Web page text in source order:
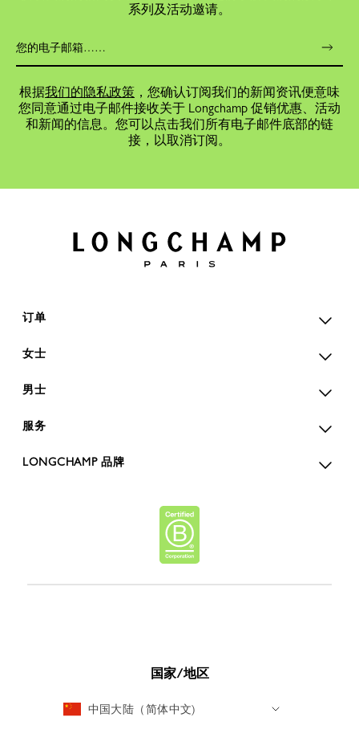
系列及活动邀请。
根据我们的隐私政策 ，您确认订阅我们的新闻资讯便意味
您同意通过电子邮件接收关于 Longchamp 促销优惠、活动
和新闻的信息。您可以点击我们所有电子邮件底部的链
接，以取消订阅。
订单
女士
男士
服务
LONGCHAMP 品牌
国家/地区
中国大陆（简体中文)